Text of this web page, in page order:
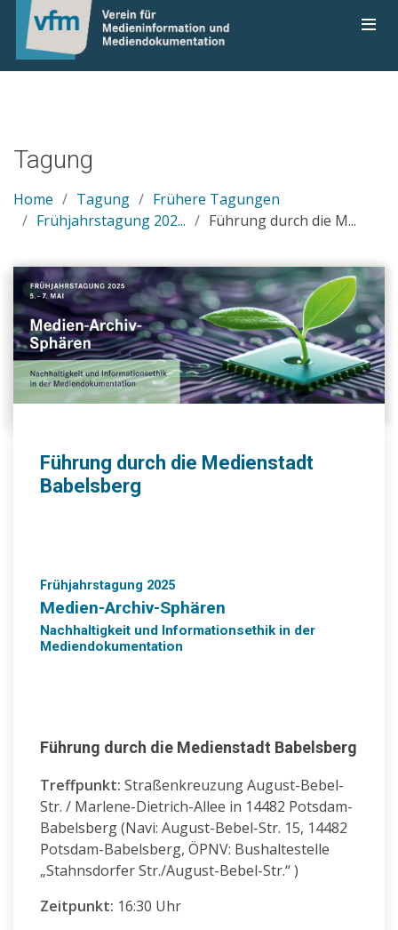
Tagung
Home Tagung
Frühere Tagungen
Frühjahrstagung 202...
Führung durch die M...
Führung durch die Medienstadt
Babelsberg
Frühjahrstagung 2025
Medien-Archiv-Sphären
Nachhaltigkeit und Informationsethik in der
Mediendokumentation
Führung durch die Medienstadt Babelsberg
Treffpunkt: Straßenkreuzung August-Bebel-
Str. / Marlene-Dietrich-Allee in 14482 Potsdam-
Babelsberg (Navi: August-Bebel-Str. 15, 14482
Potsdam-Babelsberg, ÖPNV: Bushaltestelle
„Stahnsdorfer Str./August-Bebel-Str.“ )
Zeitpunkt: 16:30 Uhr